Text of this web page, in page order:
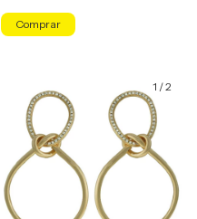
1 /2